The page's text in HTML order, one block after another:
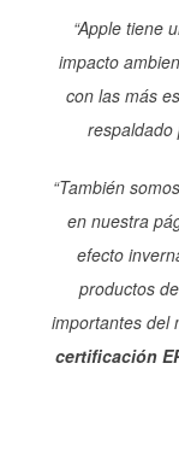
“Apple tiene
impacto
con las más
respaldado
“También
en nuestra
efecto
productos
importantes del
certificación